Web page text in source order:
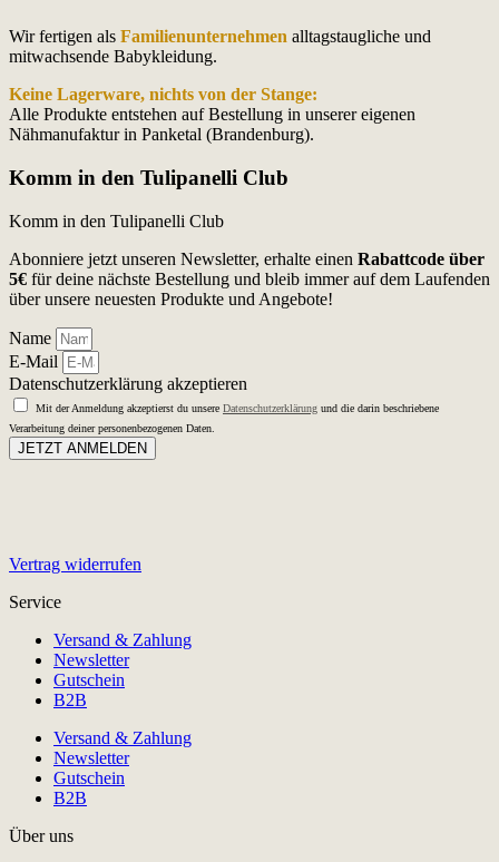
Wir fertigen als Familienunternehmen alltagstaugliche und
mitwachsende Babykleidung.
Keine Lagerware, nichts von der Stange:
Alle Produkte entstehen auf Bestellung in unserer eigenen
Nähmanufaktur in Panketal (Brandenburg).
Komm in den Tulipanelli Club
Komm in den Tulipanelli Club
Abonniere jetzt unseren Newsletter, erhalte einen Rabattcode über
5€ für deine nächste Bestellung und bleib immer auf dem Laufenden
über unsere neuesten Produkte und Angebote!
Name
E-Mail
Datenschutzerklärung akzeptieren
Mit der Anmeldung akzeptierst du unsere Datenschutzerklärung und die darin beschriebene
Verarbeitung deiner personenbezogenen Daten.
JETZT ANMELDEN
Vertrag widerrufen
Service
Versand & Zahlung
Newsletter
Gutschein
B2B
Versand & Zahlung
Newsletter
Gutschein
B2B
Über uns